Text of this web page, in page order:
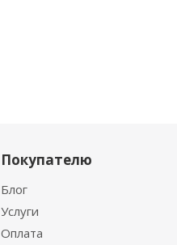
Покупателю
Блог
Услуги
Оплата